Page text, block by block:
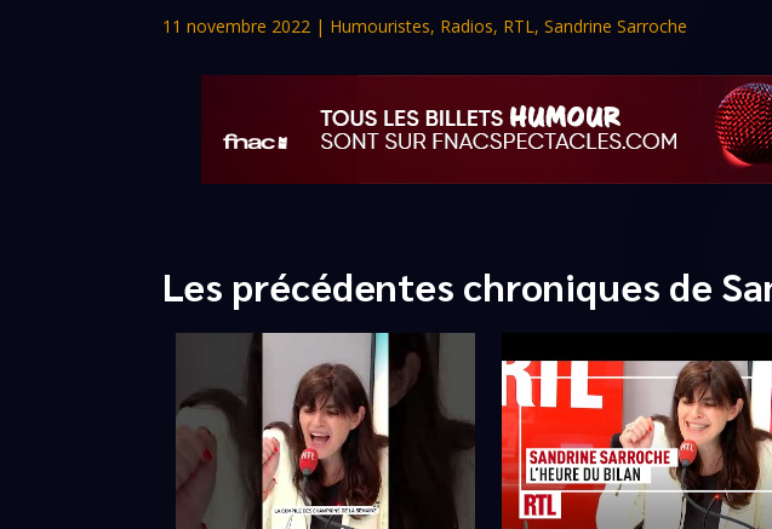
11 novembre 2022 | Humouristes, Radios, RTL,Sandrine Sarroche
Les précédentes chroniques de